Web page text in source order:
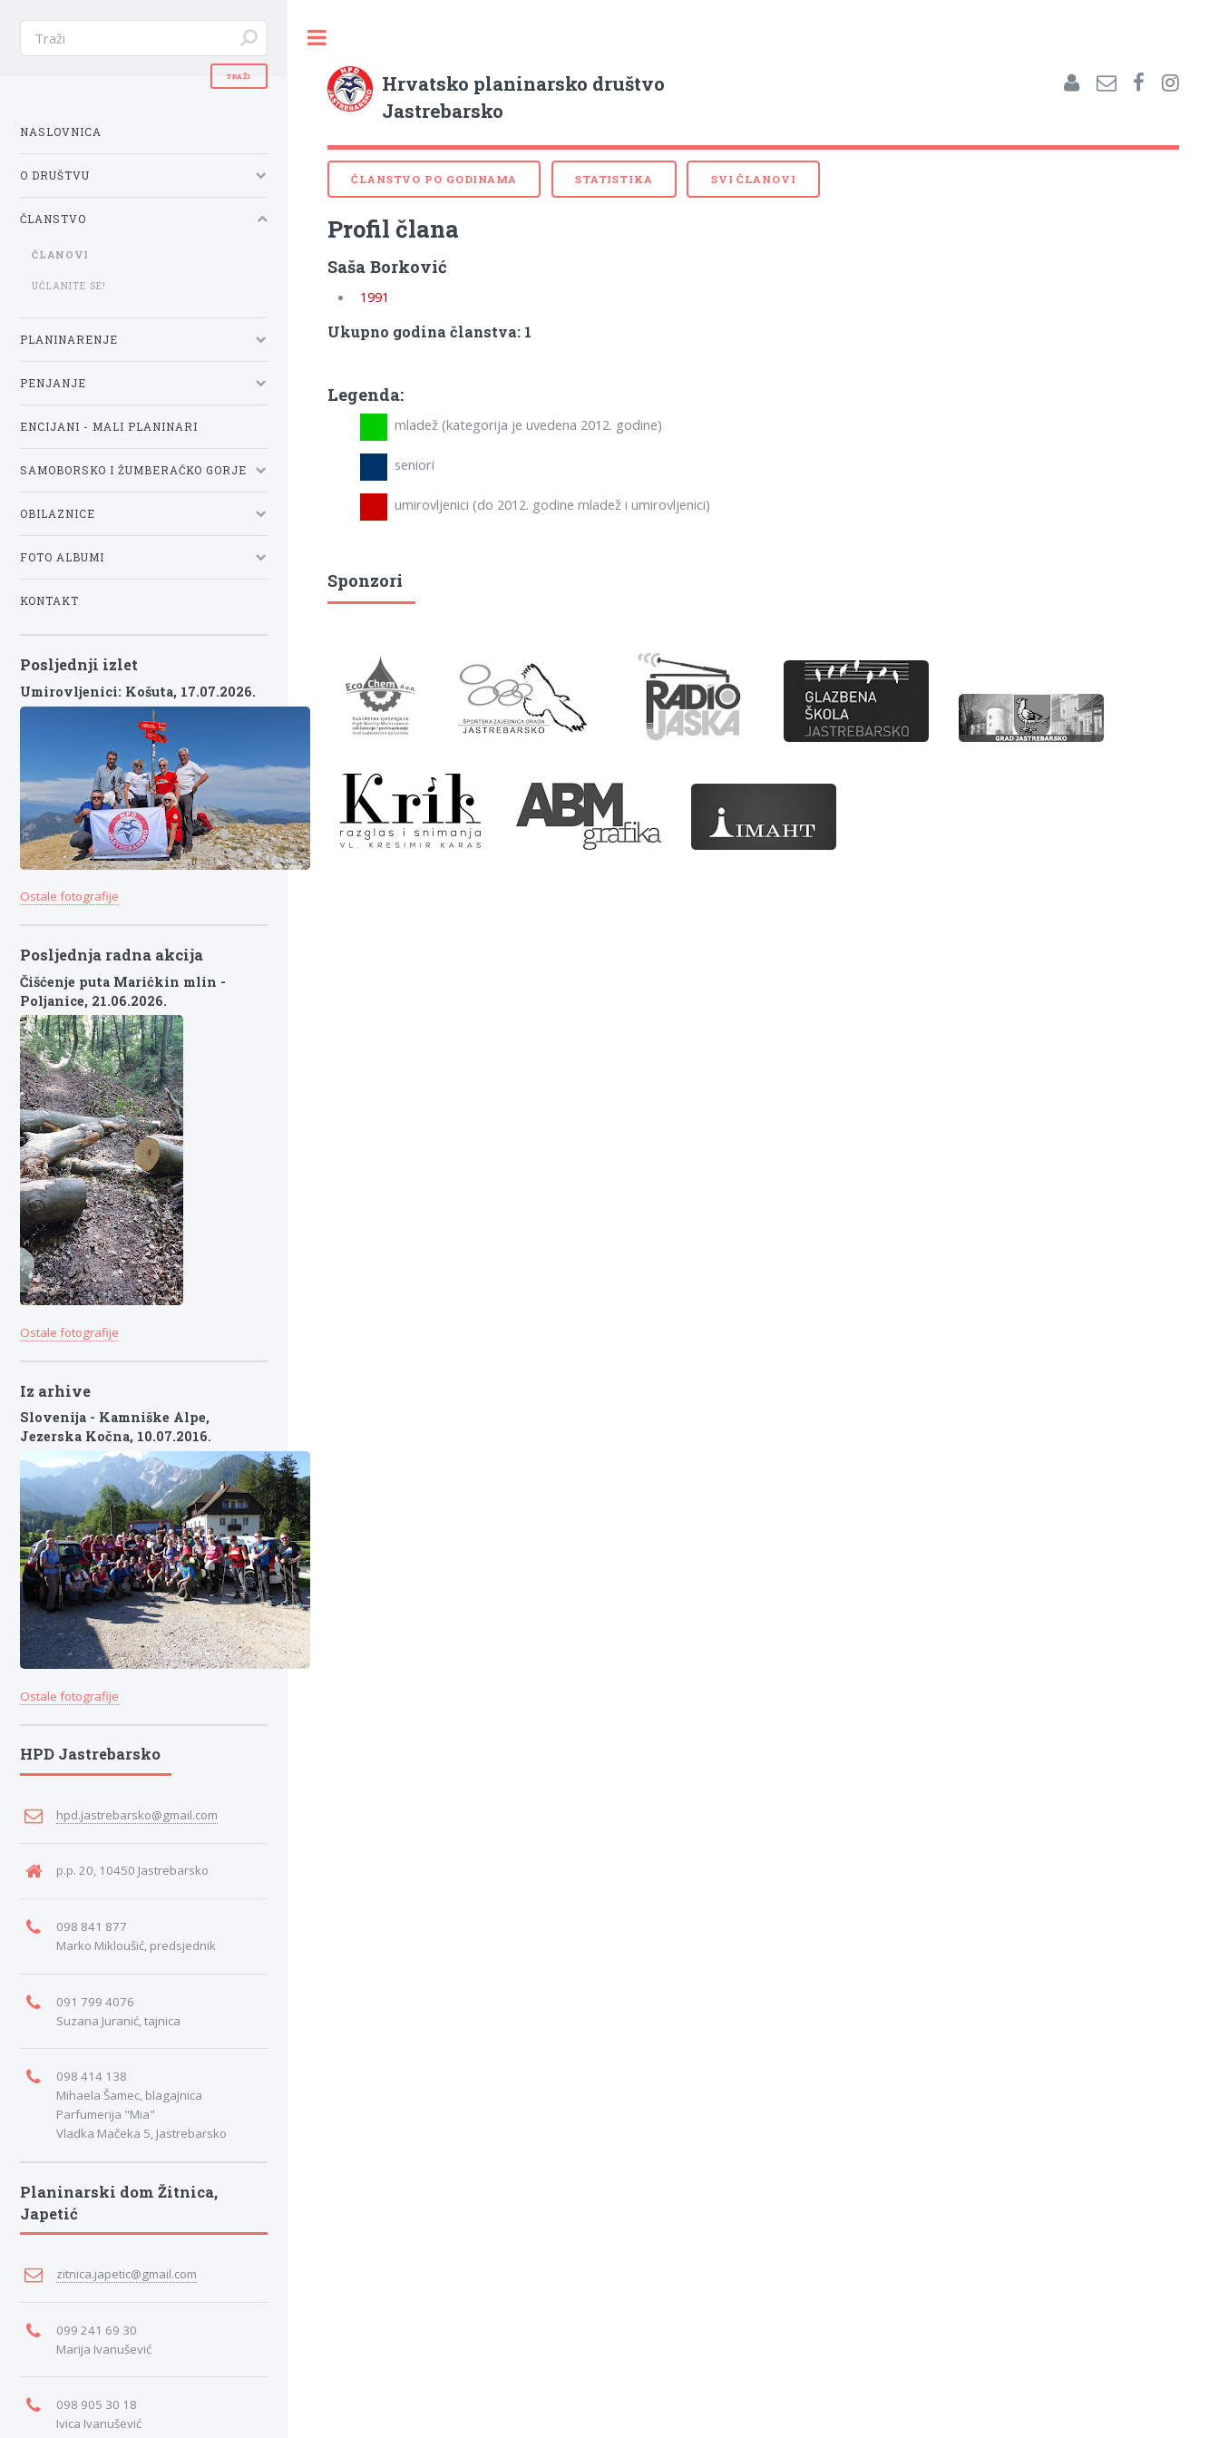
Hrvatsko planinarsko društvo
Jastrebarsko
ČLANSTVO PO GODINAMA STATISTIKA SVI ČLANOVI
Profil člana
Saša Borković
1991
Ukupno godina članstva: 1
Legenda:
mladež (kategorija je uvedena 2012. godine)
seniori
umirovljenici (do 2012. godine mladež i umirovljenici)
Sponzori
NASLOVNICA
O DRUŠTVU
ČLANSTVO
ČLANOVI
UČLANITE SE!
PLANINARENJE
PENJANJE
ENCIJANI - MALI PLANINARI
SAMOBORSKO I ŽUMBERAČKO GORJE
OBILAZNICE
FOTO ALBUMI
KONTAKT
Posljednji izlet
Umirovljenici: Košuta, 17.07.2026.
Ostale fotografije
Posljednja radna akcija
Čišćenje puta Marićkin mlin -
Poljanice, 21.06.2026.
Ostale fotografije
Iz arhive
Slovenija - Kamniške Alpe,
Jezerska Kočna, 10.07.2016.
Ostale fotografije
HPD Jastrebarsko
hpd.jastrebarsko@gmail.com
p.p. 20, 10450 Jastrebarsko
098 841 877
Marko Mikloušić, predsjednik
091 799 4076
Suzana Juranić, tajnica
098 414 138
Mihaela Šamec, blagajnica
Parfumerija "Mia"
Vladka Mačeka 5, Jastrebarsko
Planinarski dom Žitnica,
Japetić
zitnica.japetic@gmail.com
099 241 69 30
Marija Ivanušević
098 905 30 18
Ivica Ivanušević